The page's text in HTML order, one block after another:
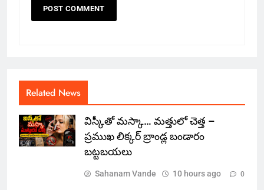
Related News
విస్కీతో మస్కా… మత్తులో చెత్త –
ప్రముఖ లిక్కర్ బ్రాండ్ల బండారం
బట్టబయలు
Sahanam Vande 10 hours ago 0